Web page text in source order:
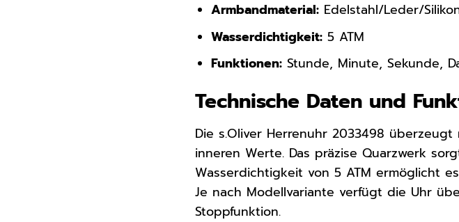
Armbandmaterial: Edelstahl/Leder/
Wasserdichtigkeit: 5 ATM
Funktionen: Stunde, Minute, Sekunde,
Technische Daten und
Die s.Oliver Herrenuhr 2033498
inneren Werte. Das präzise Quarzwerk
Wasserdichtigkeit von 5 ATM ermöglicht
Je nach Modellvariante verfügt die Uhr
Stoppfunktion.